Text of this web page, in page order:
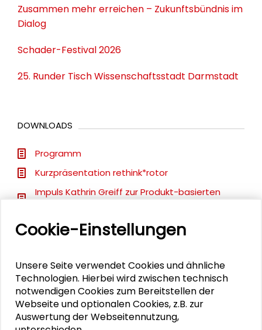
Zusammen mehr erreichen – Zukunftsbündnis im
Dialog
Schader-Festival 2026
25. Runder Tisch Wissenschaftsstadt Darmstadt
DOWNLOADS
Programm
Kurzpräsentation rethink*rotor
Impuls Kathrin Greiff zur Produkt-basierten
Impuls Reinhold Rünker zur zirkulären Zukunft
Artikel zum Impuls von Frank Piller zu den
Todsünden im strategischen
Innovationsmanagement
Cookie-Einstellungen
Unsere Seite verwendet Cookies und ähnliche
Technologien. Hierbei wird zwischen technisch
notwendigen Cookies zum Bereitstellen der
Webseite und optionalen Cookies, z.B. zur
Auswertung der Webseitennutzung,